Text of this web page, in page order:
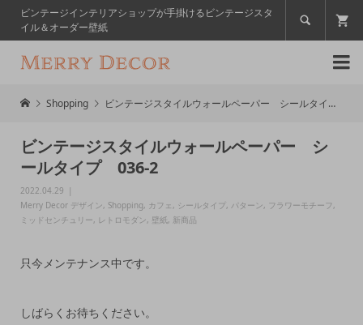
ビンテージインテリアショップが手掛けるビンテージスタ
イル＆オーダー壁紙


Shopping ビンテージスタイルウォールペーパー シールタイプ 036-2
ビンテージスタイルウォールペーパー シ
ールタイプ 036-2
2022.04.29
Merry Decor デザイン, Shopping, カフェ , シールタイプ , パターン, フラワーモチーフ,
ミッドセンチュリー, レトロモダン, 壁紙, 新商品
只今メンテナンス中です。
しばらくお待ちください。